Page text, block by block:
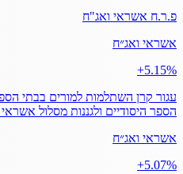
פ.ר.ח אשראי ואג"ח
אשראי ואג״ח
‎+5.15%
עגור קרן השתלמות למורים בבתי
הספר היסודיים ולגננות מסלול
אשראי ואג״ח
‎+5.07%